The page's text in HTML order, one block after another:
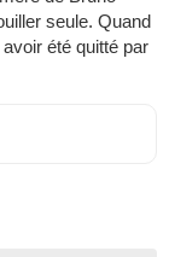
seule. Quand
été quitté par